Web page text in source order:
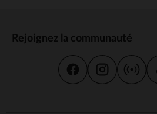
Rejoignez la communauté